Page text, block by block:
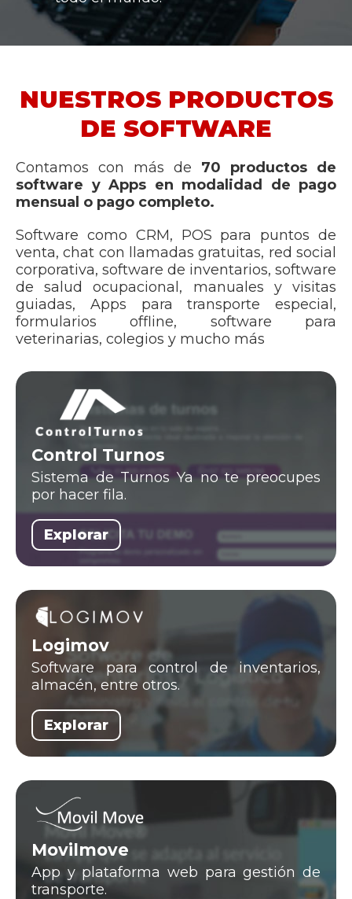
NUESTROS PRODUCTOS
DE SOFTWARE
Contamos con más de 70 productos de
software y Apps en modalidad de pago
mensual o pago completo.
Software como CRM, POS para puntos de
venta, chat con llamadas gratuitas, red social
corporativa, software de inventarios, software
de salud ocupacional, manuales y visitas
guiadas, Apps para transporte especial,
formularios offline, software para
veterinarias, colegios y mucho más
Control Turnos
Sistema de Turnos Ya no te preocupes
por hacer fila.
Explorar
Logimov
Software para control de inventarios,
almacén, entre otros.
Explorar
Movilmove
App y plataforma web para gestión de
transporte.